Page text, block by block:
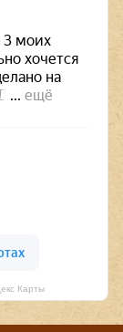
Карты